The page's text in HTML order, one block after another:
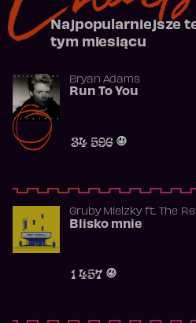
Najpopularniejsze
tym miesiącu
Bryan Adams
Run To You
34 596
Gruby Mielzkyft. The
Blisko mnie
1 457